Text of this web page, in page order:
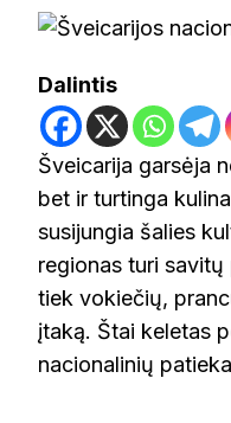
Dalintis
Šveicarija garsėja
bet ir turtinga
susijungia šalies
regionas turi
tiek vokiečių,
įtaką. Štai keletas
nacionalinių